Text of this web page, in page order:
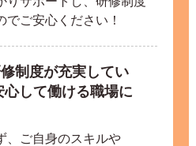
でご安心ください！
制度が充実してい
心して働ける職場に
、ご自身のスキルや